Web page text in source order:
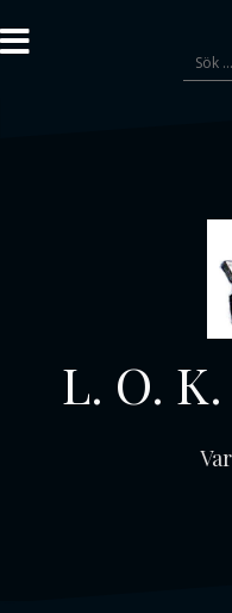
till
innehåll
Sök
efter:
L. O.